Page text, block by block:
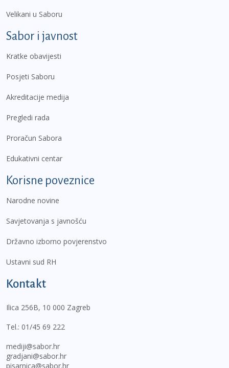
Velikani u Saboru
Sabor i javnost
Kratke obavijesti
Posjeti Saboru
Akreditacije medija
Pregledi rada
Proračun Sabora
Edukativni centar
Korisne poveznice
Narodne novine
Savjetovanja s javnošću
Državno izborno povjerenstvo
Ustavni sud RH
Kontakt
Ilica 256B, 10 000 Zagreb
Tel.: 01/45 69 222
mediji@sabor.hr
gradjani@sabor.hr
pisarnica@sabor.hr